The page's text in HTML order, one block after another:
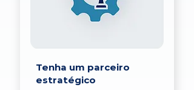
Tenha um parceiro
estratégico